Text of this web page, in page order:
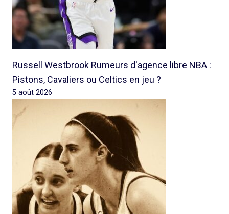
Russell Westbrook Rumeurs d'agence libre NBA :
Pistons, Cavaliers ou Celtics en jeu ?
5 août 2026